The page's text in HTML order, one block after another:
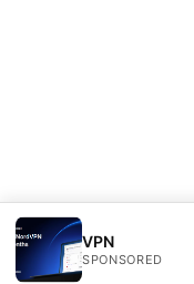
VPN
SPONSORED